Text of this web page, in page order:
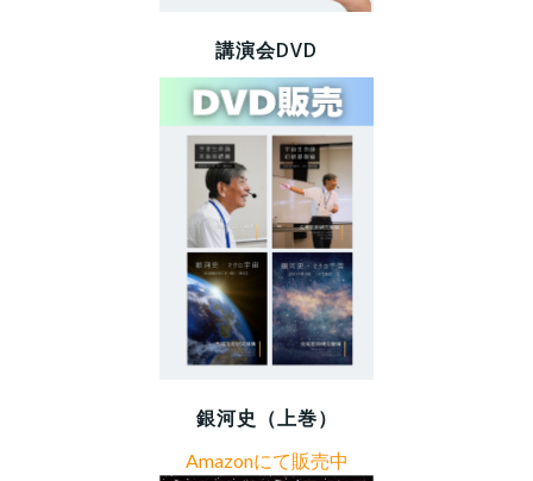
講演会DVD
銀河史（上巻）
Amazonにて販売中